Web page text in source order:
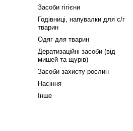
Засоби гігієни
Годівниці, напувалки для с/г
тварин
Одяг для тварин
Дератизаційні засоби (від
мишей та щурів)
Засоби захисту рослин
Насіння
Інше